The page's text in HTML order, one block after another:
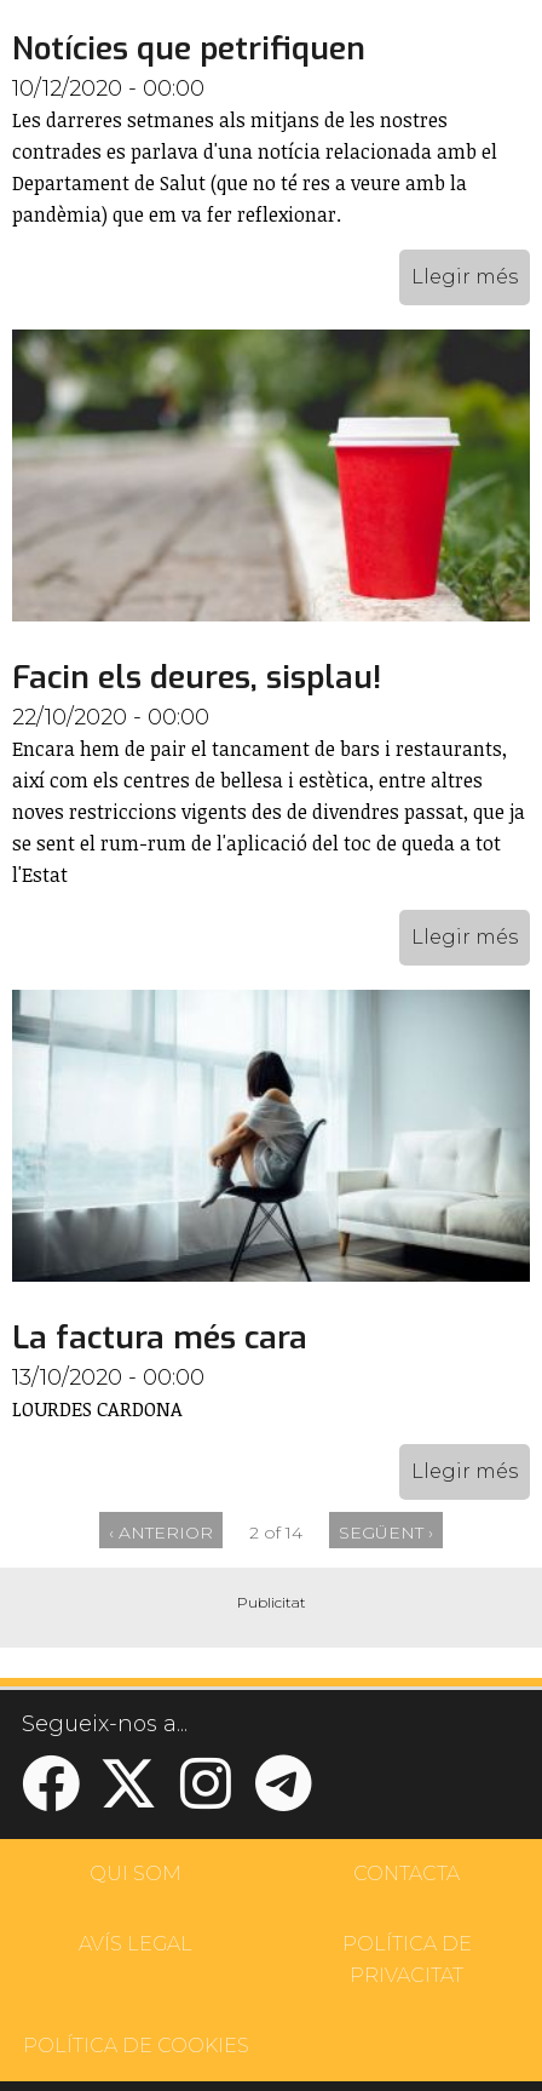
Notícies que petrifiquen
10/12/2020 - 00:00
Les darreres setmanes als mitjans de les nostres
contrades es parlava d'una notícia relacionada amb el
Departament de Salut (que no té res a veure amb la
pandèmia) que em va fer reflexionar.
Llegir més
Facin els deures, sisplau!
22/10/2020 - 00:00
Encara hem de pair el tancament de bars i restaurants,
així com els centres de bellesa i estètica, entre altres
noves restriccions vigents des de divendres passat, que ja
se sent el rum-rum de l'aplicació del toc de queda a tot
l'Estat
Llegir més
La factura més cara
13/10/2020 - 00:00
LOURDES CARDONA
Llegir més
‹ ANTERIOR 2 of 14 SEGÜENT ›
Segueix-nos a...
QUI SOM CONTACTA
AVÍS LEGAL
POLÍTICA DE
PRIVACITAT
POLÍTICA DE COOKIES